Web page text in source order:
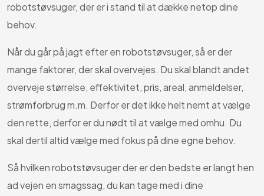
robotstøvsuger, der er i stand til at dække netop dine
behov.
Når du går på jagt efter en robotstøvsuger, så er der
mange faktorer, der skal overvejes. Du skal blandt andet
overveje størrelse, effektivitet, pris, areal, anmeldelser,
strømforbrug m.m. Derfor er det ikke helt nemt at vælge
den rette, derfor er du nødt til at vælge med omhu. Du
skal dertil altid vælge med fokus på dine egne behov.
Så hvilken robotstøvsuger der er den bedste er langt hen
ad vejen en smagssag, du kan tage med i dine